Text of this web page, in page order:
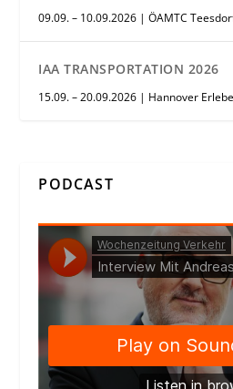
09.09. – 10.09.2026 | ÖAMTC
IAA TRANSPORTATION 2026
15.09. – 20.09.2026 | Hannover
PODCAST